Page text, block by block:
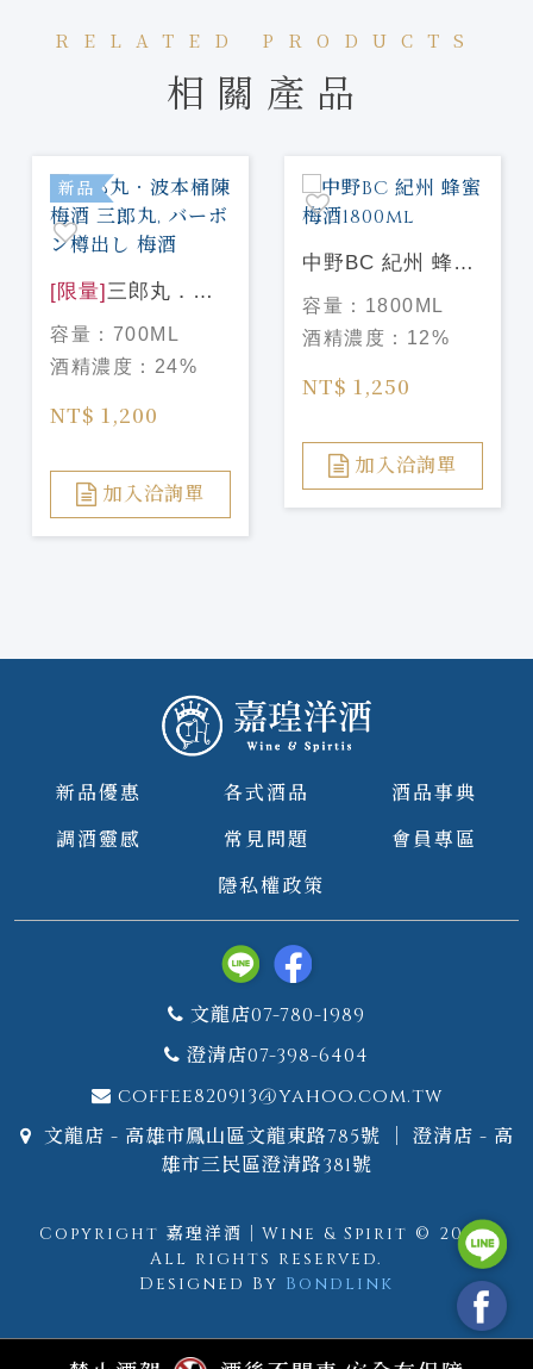
RELATED PRODUCTS
相關產品
新品
[限量] 三郎丸．波
本桶陳 梅酒 三郎
丸, バーボン樽出
し 梅酒
容量： 700ML
酒精濃度： 24%
NT$ 1,200
加入洽詢單
中野BC 紀州 蜂蜜
梅酒1800ml
容量： 1800ML
酒精濃度： 12%
NT$ 1,250
加入洽詢單
新品優惠 各式酒品
酒品事典
調酒靈感
常見問題
會員專區
隱私權政策
文龍店07-780-1989
澄清店07-398-6404
coffee820913@yahoo.com.tw
文龍店 - 高雄市鳳山區文龍東路785號 ｜ 澄清店 - 高
雄市三民區澄清路381號
Copyright 嘉瑝洋酒｜Wine & Spirit © 2026.
All rights reserved.
Designed By Bondlink